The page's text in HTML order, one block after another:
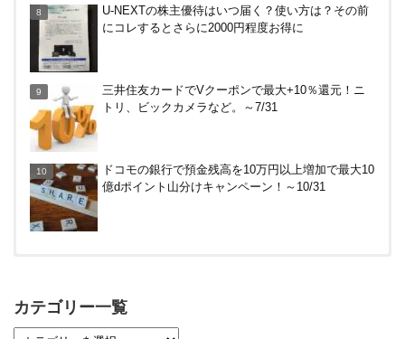
い、パスワード変更不可の原因はコレでした。
技あり】Amazonギフト券の最低額が100円～に改
悪！デジタルは10倍に
U-NEXTの株主優待はいつ届く？使い方は？その前
にコレするとさらに2000円程度お得に
三井住友カードでVクーポンで最大+10％還元！ニ
トリ、ビックカメラなど。～7/31
ドコモの銀行で預金残高を10万円以上増加で最大10
億dポイント山分けキャンペーン！～10/31
カテゴリー一覧